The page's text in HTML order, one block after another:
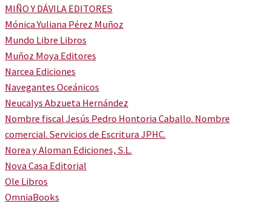
MIÑO Y DÁVILA EDITORES
Mónica Yuliana Pérez Muñoz
Mundo Libre Libros
Muñoz Moya Editores
Narcea Ediciones
Navegantes Oceánicos
Neucalys Abzueta Hernández
Nombre fiscal Jesús Pedro Hontoria Caballo. Nombre
comercial. Servicios de Escritura JPHC.
Norea y Aloman Ediciones, S.L.
Nova Casa Editorial
Ole Libros
OmniaBooks